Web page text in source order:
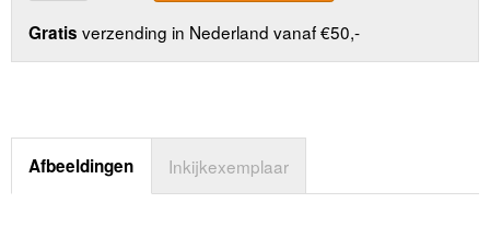
Gratis verzending in Nederland vanaf €50,-
Afbeeldingen Inkijkexemplaar